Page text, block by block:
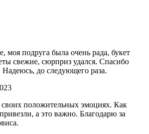
моя подруга была очень рада, букет
свежие, сюрприз удался. Спасибо
Надеюсь, до следующего раза.
своих положительных эмоциях. Как
а это важно. Благодарю за